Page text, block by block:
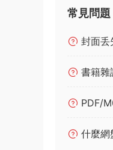
常見問題
封面丢
書籍雜
PDF/
什麼網